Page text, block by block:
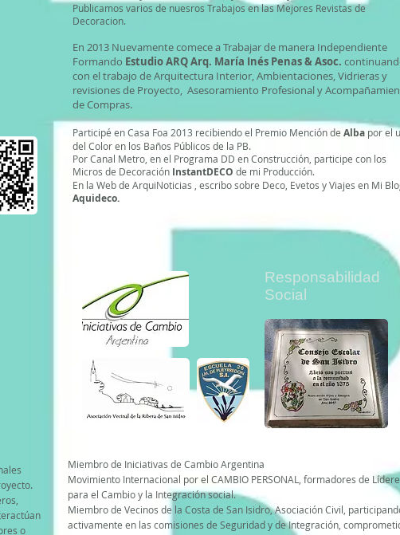
Publicamos varios de nuesros Trabajos en las Mejores Revistas de
Decoracion.
En 2013 Nuevamente comece a Trabajar de manera Independiente
Formando Estudio ARQ Arq. María Inés Penas & Asoc.
con el trabajo de Arquitectura Interior, Ambientaciones, Vidrieras y
revisiones de Proyecto, Asesoramiento Profesional y
de Compras.
Participé en Casa Foa 2013 recibiendo el Premio Mención de Alba por el
del Color en los Baños Públicos de la PB.
Por Canal Metro, en el Programa DD en Construcción, participe con los
Micros de Decoración InstantDECO de mi Producción.
En la Web de ArquiNoticias , escribo sobre Deco, Evetos y Viajes en Mi
Aquideco.
o
Responsabilidad
Social
Miembro de Iniciativas de Cambio Argentina
Movimiento Internacional por el CAMBIO PERSONAL, formadores de
para el Cambio y la Integración social.
Miembro de Vecinos de la Costa de San Isidro, Asociación Civil,
activamente en las comisiones de Seguridad y de Integración,